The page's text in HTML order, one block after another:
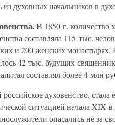
духовных начальников в
В 1850 г. количество
составляла 115 тыс.
и 200 женских монастырях.
42 тыс. будущих
составлял более 4 млн
духовенство, стала
ситуацией начала XIX
опасались не за